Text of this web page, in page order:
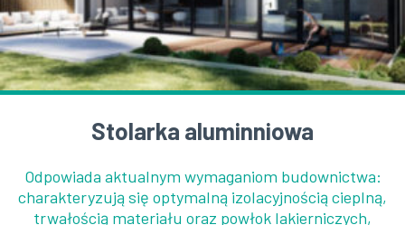
Stolarka aluminniowa
Odpowiada aktualnym wymaganiom budownictwa:
charakteryzują się optymalną izolacyjnością cieplną,
trwałością materiału oraz powłok lakierniczych,